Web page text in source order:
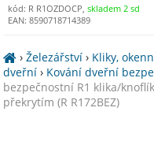
kód: R R1OZDOCP, skladem 2 sd
EAN: 8590718714389
›Železářství › Kliky,
dveřní › Kování dveřní
bezpečnostní R1 klika/
překrytím (R R172BEZ)